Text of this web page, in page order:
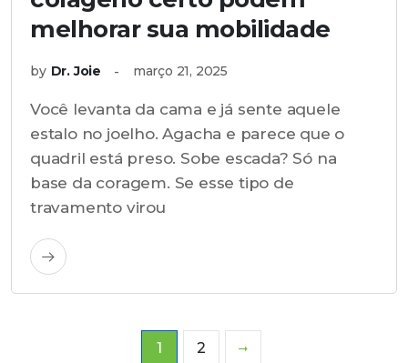
melhorar sua mobilidade
by Dr. Joie março 21, 2025
Você levanta da cama e já sente aquele
estalo no joelho. Agacha e parece que o
quadril está preso. Sobe escada? Só na
base da coragem. Se esse tipo de
travamento virou
1 2